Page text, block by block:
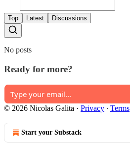
Top Latest Discussions
No posts
Ready for more?
© 2026 Nicolas Galita · Privacy ∙ Terms
Start your Substack